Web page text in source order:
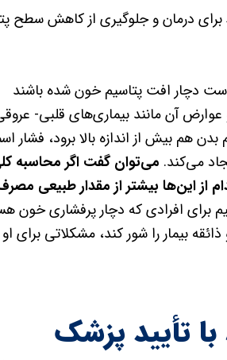
درمان و جلوگیری از کاهش سطح
دچار افت پتاسیم خون شده باشند
آن مانند بیماری‌های قلبی-
هم بیش از اندازه بالا برود،
می‌کند. می‌توان گفت اگر محاسبه
از این‌ها بیشتر از مقدار طبیعی
افرادی که دچار پرفشاری خون
بیمار را شور کند، مشکلاتی برای
تأیید پزشک